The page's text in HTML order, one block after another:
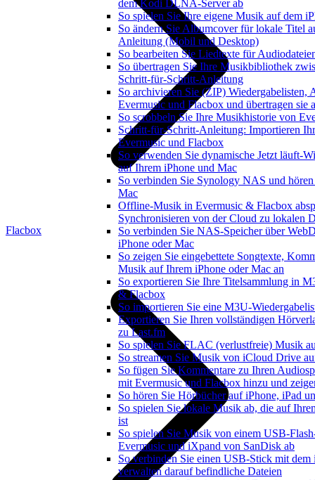
dem Kodi DLNA-Server ab
So spielen Sie Ihre eigene Musik auf dem
So ändern Sie Albumcover für lokale Titel
Anleitung (Mobil und Desktop)
So bearbeiten Sie Liedtexte für
So übertragen Sie Ihre Musikbibliothek
Schritt-für-Schritt-Anleitung
So archivieren Sie (ZIP) Wiedergabelisten,
Evermusic und Flacbox und übertragen sie
So scrobbeln Sie Ihre Musikhistorie von
Schritt-für-Schritt-Anleitung: Importieren
Evermusic und Flacbox
So verwenden Sie dynamische Jetzt läuft-
auf Ihrem iPhone und Mac
So verbinden Sie Synology NAS und
Mac
Offline-Musik in Evermusic & Flacbox
Synchronisieren von der Cloud zu lokalen
So verbinden Sie NAS-Speicher über
iPhone oder Mac
So zeigen Sie eingebettete Songtexte,
Musik auf Ihrem iPhone oder Mac an
So exportieren Sie Ihre Titelsammlung in
& Flacbox
So importieren Sie eine M3U-
Exportieren Sie Ihren vollständigen
zu Last.fm
So spielen Sie FLAC (verlustfreie) Musik
So streamen Sie Musik von iCloud Drive
So fügen Sie Kommentare zu Ihren
mit Evermusic und Flacbox hinzu und
So hören Sie Hörbücher auf iPhone, iPad
So spielen Sie lokale Musik ab, die auf
ist
So spielen Sie Musik von einem USB-
Evermusic und iXpand von SanDisk ab
So verbinden Sie einen USB-Stick mit
verwalten darauf befindliche Dateien
Flacbox